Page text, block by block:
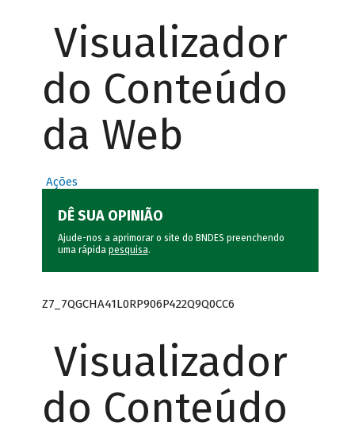
Visualizador
do Conteúdo
da Web
Ações
DÊ SUA OPINIÃO
Ajude-nos a aprimorar o site do BNDES preenchendo
uma rápida pesquisa.
Z7_7QGCHA41L0RP906P422Q9Q0CC6
Visualizador
do Conteúdo